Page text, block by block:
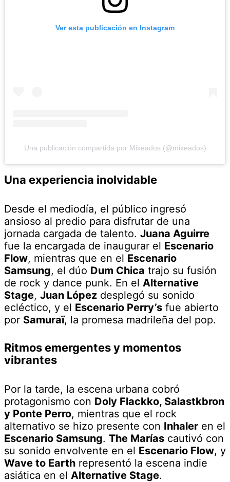
Ver esta publicación en Instagram
Una publicación compartida por Mixeados (@mixeados)
Una experiencia inolvidable
Desde el mediodía, el público ingresó
ansioso al predio para disfrutar de una
jornada cargada de talento. Juana Aguirre
fue la encargada de inaugurar el Escenario
Flow, mientras que en el Escenario
Samsung, el dúo Dum Chica trajo su fusión
de rock y dance punk. En el Alternative
Stage, Juan López desplegó su sonido
ecléctico, y el Escenario Perry’s fue abierto
por Samuraï, la promesa madrileña del pop.
Ritmos emergentes y momentos
vibrantes
Por la tarde, la escena urbana cobró
protagonismo con Doly Flackko, Salastkbron
y Ponte Perro, mientras que el rock
alternativo se hizo presente con Inhaler en el
Escenario Samsung. The Marías cautivó con
su sonido envolvente en el Escenario Flow, y
Wave to Earth representó la escena indie
asiática en el Alternative Stage.